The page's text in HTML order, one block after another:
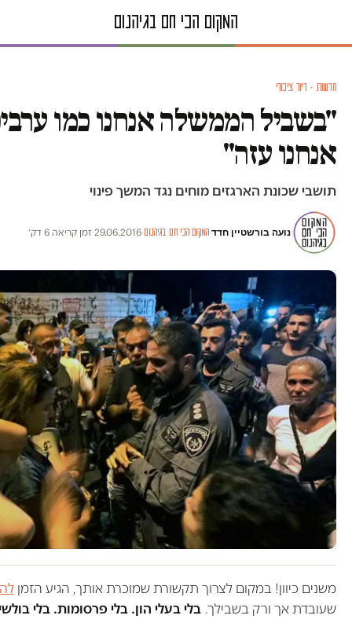
חדשות · דיור ציבורי
"בשביל הממשלה אנחנו כמו
אנחנו עזה"
תושבי שכונת הארגזים מוחים נגד המשך פינוי
נועה בורשטיין חדד·המקום הכי חם בגיהנום·
29.06.2016
·זמן קריאה 6 דק׳
משנים כיוון! במקום לצרוך תקשורת שמוכרת אותך, הגיע הזמן
שעובדת אך ורק בשבילך. בלי בעלי הון. בלי פרסומות. בלי